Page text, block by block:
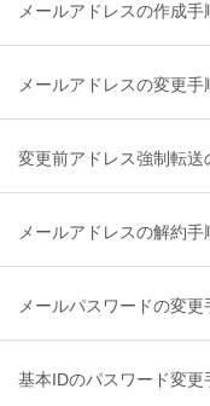
メールアドレスの作成手
メールアドレスの変更手
変更前アドレス強制転送
メールアドレスの解約手
メールパスワードの変更
基本IDのパスワード変更